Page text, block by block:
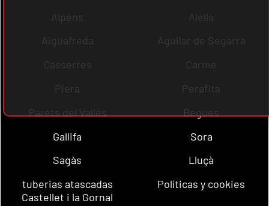
Alpens
Alella
Aiguafreda
Aguilar de Segarra
Casserres
Carme
Piera
Perafita
Parets del Vallès
Begues
Gallifa
Sora
Sagàs
Lluçà
tuberias atascadas
Castellet i la Gornal
Políticas y cookies